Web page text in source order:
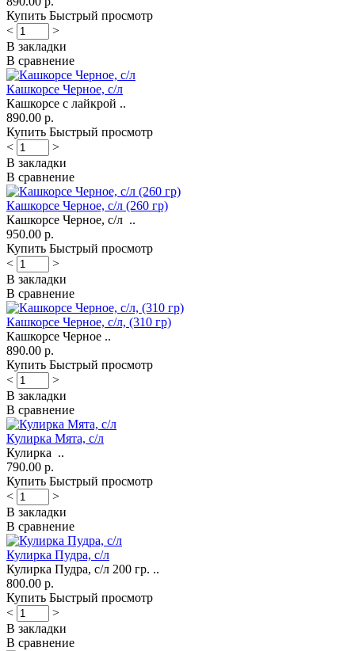
Купить Быстрый просмотр
<
>
В закладки
В сравнение
Кашкорсе Черное, с/л
Кашкорсе с лайкрой ..
890.00 р.
Купить Быстрый просмотр
<
>
В закладки
В сравнение
Кашкорсе Черное, с/л (260 гр)
Кашкорсе Черное, с/л ..
950.00 р.
Купить Быстрый просмотр
<
>
В закладки
В сравнение
Кашкорсе Черное, с/л, (310 гр)
Кашкорсе Черное ..
890.00 р.
Купить Быстрый просмотр
<
>
В закладки
В сравнение
Кулирка Мята, с/л
Кулирка ..
790.00 р.
Купить Быстрый просмотр
<
>
В закладки
В сравнение
Кулирка Пудра, с/л
Кулирка Пудра, с/л 200 гр. ..
800.00 р.
Купить Быстрый просмотр
<
>
В закладки
В сравнение